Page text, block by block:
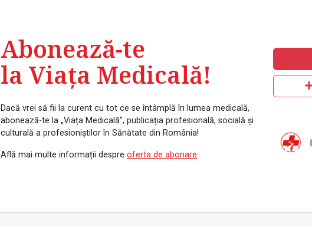
Abonează-te
la Viața Medicală!
Dacă vrei să fii la curent cu tot ce se întâmplă în lumea medicală,
abonează-te la „Viața Medicală”, publicația profesională, socială și
culturală a profesioniștilor în Sănătate din România!
Află mai multe informații despre oferta de abonare.